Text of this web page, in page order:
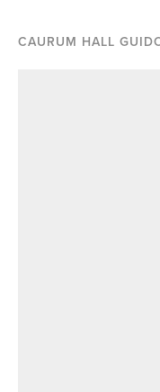
CAURUM HALL